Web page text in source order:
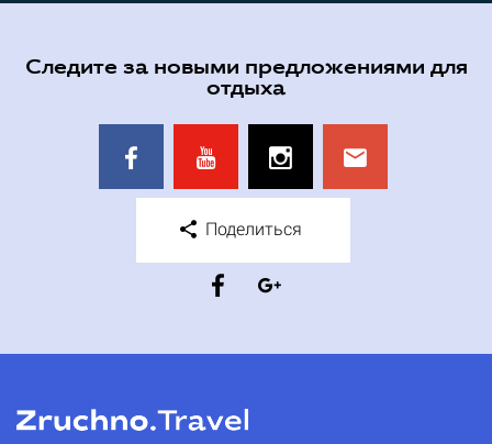
Следите за новыми предложениями для
отдыха
Поделиться